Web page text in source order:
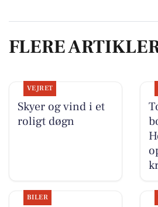
FLERE
VEJRET
Skyer og vind i et
roligt døgn
BILER